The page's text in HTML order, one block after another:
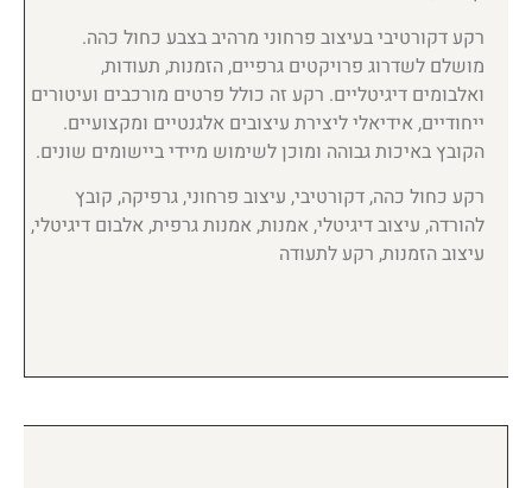
רקע דקורטיבי בעיצוב פרחוני מרהיב בצבע כחול כהה.
מושלם לשדרוג פרויקטים גרפיים, הזמנות, תעודות,
ואלבומים דיגיטליים. רקע זה כולל פרטים מורכבים ועיטורים
ייחודיים, אידיאלי ליצירת עיצובים אלגנטיים ומקצועיים.
הקובץ באיכות גבוהה ומוכן לשימוש מיידי ביישומים שונים.
רקע כחול כהה, דקורטיבי, עיצוב פרחוני, גרפיקה, קובץ
להורדה, עיצוב דיגיטלי, אמנות, אמנות גרפית, אלבום דיגיטלי,
עיצוב הזמנות, רקע לתעודה